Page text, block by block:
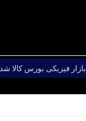
فیزیکی بورس کالا شد